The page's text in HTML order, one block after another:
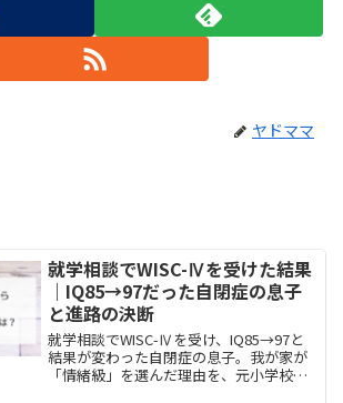
ヤドママ
就学相談でWISC-Ⅳを受けた結果
｜IQ85→97だった自閉症の息子
と進路の決断
就学相談でWISC-Ⅳを受け、IQ85→97と
結果が変わった自閉症の息子。我が家が
「情緒級」を選んだ理由を、元小学校教